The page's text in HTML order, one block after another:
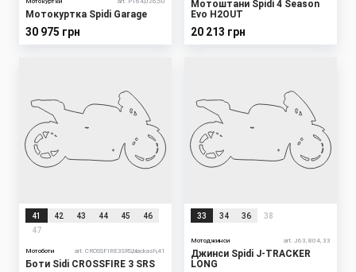
Мотокуртка Spidi Garage
30 975 грн
Мотоштани Spidi 4 Season
Evo H2OUT
20 213 грн
41 42 43 44 45
46
47
Мотоботи art. CROSSFIRE3SRS,blackash,41
Боти Sidi CROSSFIRE 3 SRS
33 34 36 38
Мотоджинси art. J63, 804, 33
Джинси Spidi J-TRACKER
LONG